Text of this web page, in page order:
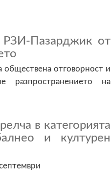
РЗИ-Пазарджик от
обществена отговорност и
разпространението на
в категорията
и културен